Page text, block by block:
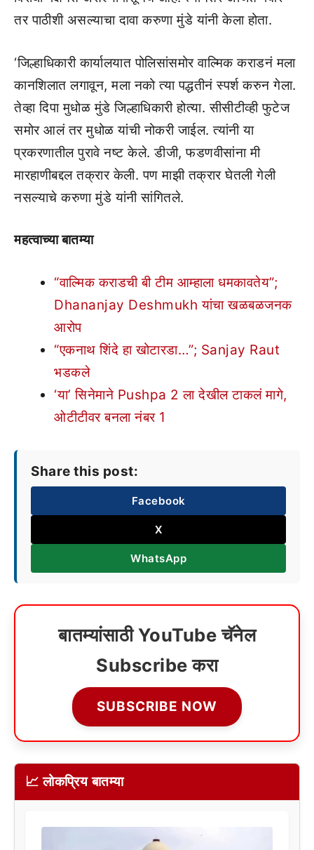
तर पाठीशी असल्याचा दावा करुणा मुंडे यांनी केला होता.
‘जिल्हाधिकारी कार्यालयात पोलिसांसमोर वाल्मिक कराडनं मला
कानशिलात लगावून, मला नको त्या पद्धतीनं स्पर्श करुन गेला.
तेव्हा दिपा मुधोळ मुंडे जिल्हाधिकारी होत्या. सीसीटीव्ही फुटेज
समोर आलं तर मुधोळ यांची नोकरी जाईल. त्यांनी या
प्रकरणातील पुरावे नष्ट केले. डीजी, फडणवीसांना मी
मारहाणीबद्दल तक्रार केली. पण माझी तक्रार घेतली गेली
नसल्याचे करुणा मुंडे यांनी सांगितले.
महत्वाच्या बातम्या
“वाल्मिक कराडची बी टीम आम्हाला धमकावतेय”;
Dhananjay Deshmukh यांचा खळबळजनक
आरोप
“एकनाथ शिंदे हा खोटारडा…”; Sanjay Raut
भडकले
‘या’ सिनेमाने Pushpa 2 ला देखील टाकलं मागे,
ओटीटीवर बनला नंबर 1
Share this post:
Facebook
X
WhatsApp
बातम्यांसाठी YouTube चॅनेल
Subscribe करा
SUBSCRIBE NOW
📈 लोकप्रिय बातम्या